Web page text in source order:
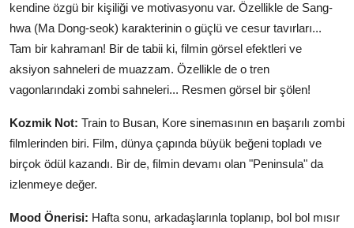
kendine özgü bir kişiliği ve motivasyonu var. Özellikle de Sang-
hwa (Ma Dong-seok) karakterinin o güçlü ve cesur tavırları...
Tam bir kahraman! Bir de tabii ki, filmin görsel efektleri ve
aksiyon sahneleri de muazzam. Özellikle de o tren
vagonlarındaki zombi sahneleri... Resmen görsel bir şölen!
Kozmik Not: Train to Busan, Kore sinemasının en başarılı zombi
filmlerinden biri. Film, dünya çapında büyük beğeni topladı ve
birçok ödül kazandı. Bir de, filmin devamı olan "Peninsula" da
izlenmeye değer.
Mood Önerisi: Hafta sonu, arkadaşlarınla toplanıp, bol bol mısır